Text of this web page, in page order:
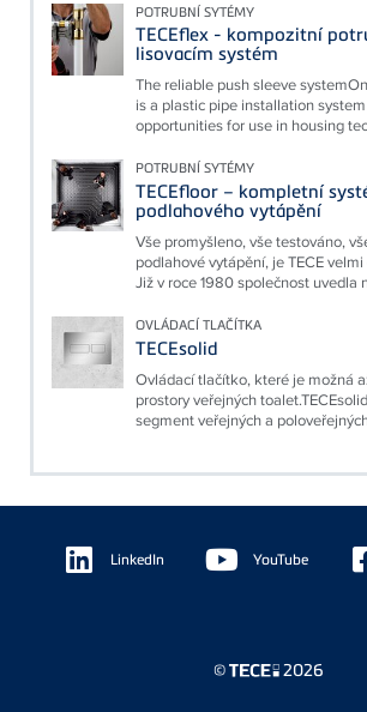
POTRUBNÍ SYTÉMY
TECEflex - kompozitní
lisovacím systém
The reliable push sleeve
is a plastic pipe installation
opportunities for use in housing
POTRUBNÍ SYTÉMY
TECEfloor – kompletní
podlahového vytápění
Vše promyšleno, vše testováno,
podlahové vytápění, je TECE
Již v roce 1980 společnost uvedla
OVLÁDACÍ TLAČÍTKA
TECEsolid
Ovládací tlačítko, které je možná
prostory veřejných
segment veřejných a
Floating
Sidebar LinkedIn YouTube
© 2026